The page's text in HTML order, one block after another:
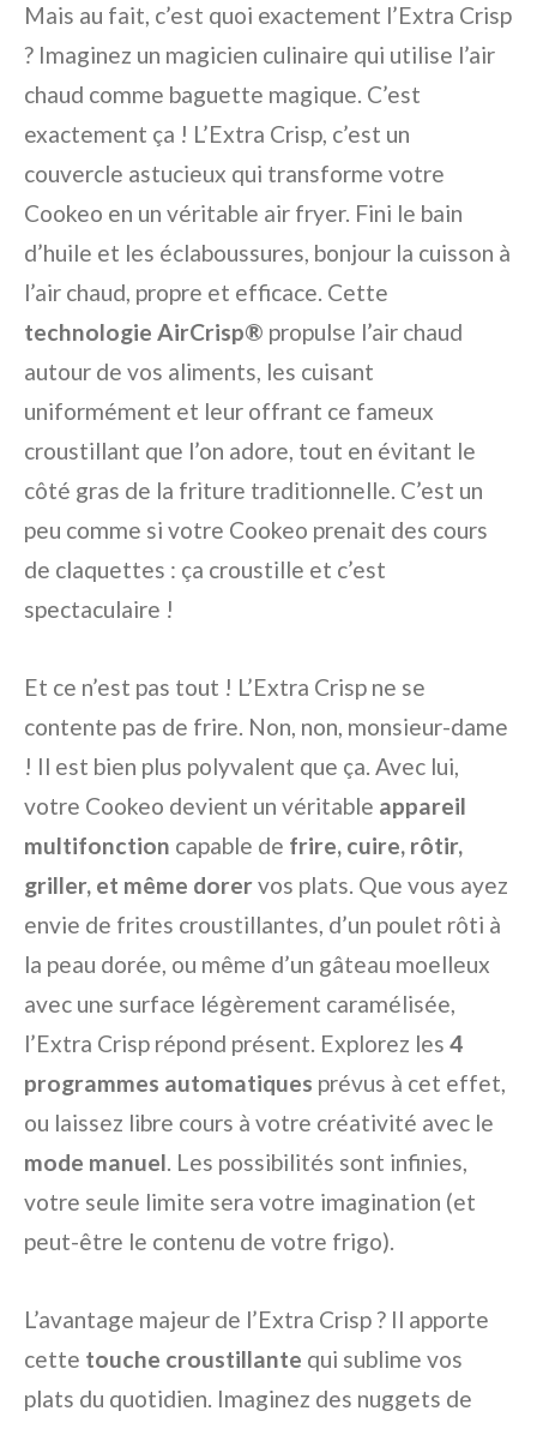
Mais au fait, c’est quoi exactement l’Extra Crisp
? Imaginez un magicien culinaire qui utilise l’air
chaud comme baguette magique. C’est
exactement ça ! L’Extra Crisp, c’est un
couvercle astucieux qui transforme votre
Cookeo en un véritable air fryer. Fini le bain
d’huile et les éclaboussures, bonjour la cuisson à
l’air chaud, propre et efficace. Cette
technologie AirCrisp® propulse l’air chaud
autour de vos aliments, les cuisant
uniformément et leur offrant ce fameux
croustillant que l’on adore, tout en évitant le
côté gras de la friture traditionnelle. C’est un
peu comme si votre Cookeo prenait des cours
de claquettes : ça croustille et c’est
spectaculaire !
Et ce n’est pas tout ! L’Extra Crisp ne se
contente pas de frire. Non, non, monsieur-dame
! Il est bien plus polyvalent que ça. Avec lui,
votre Cookeo devient un véritable appareil
multifonction capable de frire, cuire, rôtir,
griller, et même dorervos plats. Que vous ayez
envie de frites croustillantes, d’un poulet rôti à
la peau dorée, ou même d’un gâteau moelleux
avec une surface légèrement caramélisée,
l’Extra Crisp répond présent. Explorez les 4
programmes automatiques prévus à cet effet,
ou laissez libre cours à votre créativité avec le
mode manuel. Les possibilités sont infinies,
votre seule limite sera votre imagination (et
peut-être le contenu de votre frigo).
L’avantage majeur de l’Extra Crisp ? Il apporte
cette touche croustillante qui sublime vos
plats du quotidien. Imaginez des nuggets de